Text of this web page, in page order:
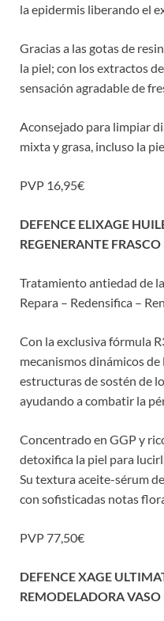
la epidermis liberando el
Gracias a las gotas de
la piel; con los extractos
sensación agradable de
Aconsejado para limpiar
mixta y grasa, incluso la
PVP 16,95€
DEFENCE ELIXAGE
REGENERANTE
Tratamiento antiedad de
Repara – Redensifica –
Con la exclusiva fórmula
mecanismos dinámicos
estructuras de sostén de
ayudando a combatir la
Concentrado en GGP y
detoxifica la piel para
Su textura aceite-sérum
con sofisticadas notas
PVP 77,50€
DEFENCE XAGE
REMODELADORA VASO